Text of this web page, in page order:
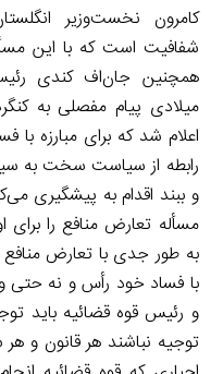
کامرون نخست‌وزیر
شفافیت است که با این
میلادی پیام مفصلی به
اعلام شد که برای مبارزه
رابطه از سیاست سخت به
و ببند اقدام به پیشگیری
مسأله تعارض منافع را برای
به طور جدی با تعارض منافع
با فساد خود رأس و نه حتی
و رئیس قوه قضائیه باید
توجیه نباشند هر قانون و